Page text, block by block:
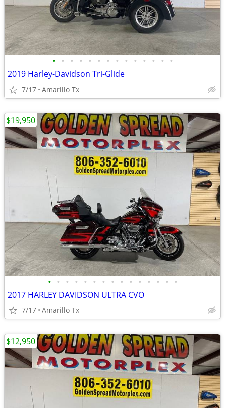
• • • • • • • • • • • • • •
2019 Harley-Davidson Tri-Glide
7/17 Amarillo Tx
• • • • • • • • • • • • • • •
2017 HARLEY DAVIDSON ULTRA CVO
7/17 Amarillo Tx
$19,950
$12,950